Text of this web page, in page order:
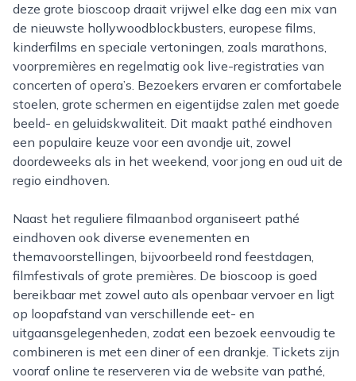
deze grote bioscoop draait vrijwel elke dag een mix van
de nieuwste hollywoodblockbusters, europese films,
kinderfilms en speciale vertoningen, zoals marathons,
voorpremières en regelmatig ook live-registraties van
concerten of opera’s. Bezoekers ervaren er comfortabele
stoelen, grote schermen en eigentijdse zalen met goede
beeld- en geluidskwaliteit. Dit maakt pathé eindhoven
een populaire keuze voor een avondje uit, zowel
doordeweeks als in het weekend, voor jong en oud uit de
regio eindhoven.
Naast het reguliere filmaanbod organiseert pathé
eindhoven ook diverse evenementen en
themavoorstellingen, bijvoorbeeld rond feestdagen,
filmfestivals of grote premières. De bioscoop is goed
bereikbaar met zowel auto als openbaar vervoer en ligt
op loopafstand van verschillende eet- en
uitgaansgelegenheden, zodat een bezoek eenvoudig te
combineren is met een diner of een drankje. Tickets zijn
vooraf online te reserveren via de website van pathé,